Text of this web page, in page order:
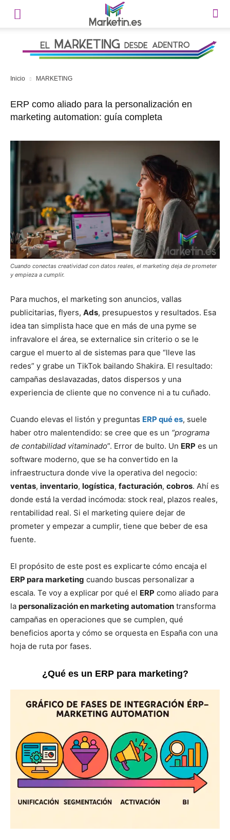
Inicio MARKETING
ERP como aliado para la personalización en
marketing automation: guía completa
Cuando conectas creatividad con datos reales, el marketing deja de prometer
y empieza a cumplir.
Para muchos, el marketing son anuncios, vallas
publicitarias, flyers, Ads, presupuestos y resultados. Esa
idea tan simplista hace que en más de una pyme se
infravalore el área, se externalice sin criterio o se le
cargue el muerto al de sistemas para que “lleve las
redes” y grabe un TikTok bailando Shakira. El resultado:
campañas deslavazadas, datos dispersos y una
experiencia de cliente que no convence ni a tu cuñado.
Cuando elevas el listón y preguntas ERP qué es, suele
haber otro malentendido: se cree que es un “programa
de contabilidad vitaminado”. Error de bulto. Un ERP es un
software moderno, que se ha convertido en la
infraestructura donde vive la operativa del negocio:
ventas, inventario, logística, facturación, cobros. Ahí es
donde está la verdad incómoda: stock real, plazos reales,
rentabilidad real. Si el marketing quiere dejar de
prometer y empezar a cumplir, tiene que beber de esa
fuente.
El propósito de este post es explicarte cómo encaja el
ERP para marketing cuando buscas personalizar a
escala. Te voy a explicar por qué el ERP como aliado para
la personalización en marketing automation transforma
campañas en operaciones que se cumplen, qué
beneficios aporta y cómo se orquesta en España con una
hoja de ruta por fases.
¿Qué es un ERP para marketing?